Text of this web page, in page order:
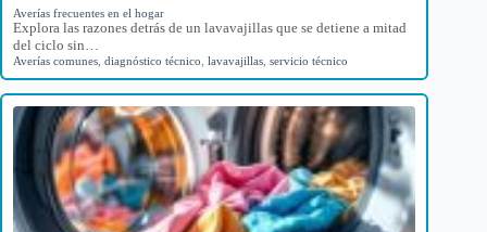
Averías frecuentes en el hogar
Explora las razones detrás de un lavavajillas que se detiene a mitad
del ciclo sin…
Averías comunes diagnóstico técnico lavavajillas servicio técnico